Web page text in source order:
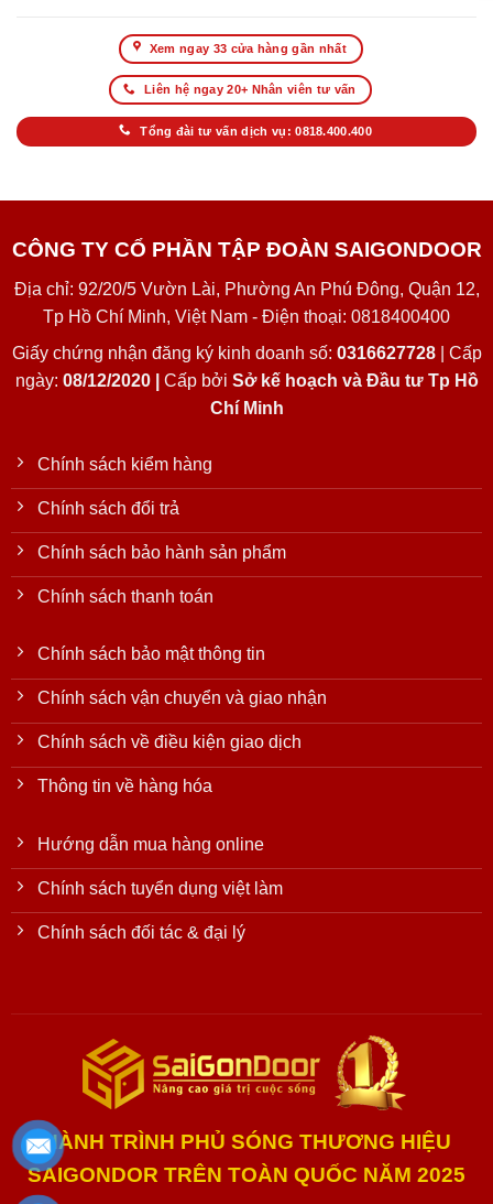
Xem ngay 33 cửa hàng gần nhất
Liên hệ ngay 20+ Nhân viên tư vấn
Tổng đài tư vấn dịch vụ: 0818.400.400
CÔNG TY CỔ PHẦN TẬP ĐOÀN SAIGONDOOR
Địa chỉ: 92/20/5 Vườn Lài, Phường An Phú Đông, Quận 12,
Tp Hồ Chí Minh, Việt Nam - Điện thoại: 0818400400
Giấy chứng nhận đăng ký kinh doanh số: 0316627728| Cấp
ngày: 08/12/2020 | Cấp bởi Sở kế hoạch và Đầu tư Tp Hồ
Chí Minh
Chính sách kiểm hàng
Chính sách đổi trả
Chính sách bảo hành sản phẩm
Chính sách thanh toán
Chính sách bảo mật thông tin
Chính sách vận chuyển và giao nhận
Chính sách về điều kiện giao dịch
Thông tin về hàng hóa
Hướng dẫn mua hàng online
Chính sách tuyển dụng việt làm
Chính sách đối tác & đại lý
HÀNH TRÌNH PHỦ SÓNG THƯƠNG HIỆU
SAIGONDOR TRÊN TOÀN QUỐC NĂM 2025